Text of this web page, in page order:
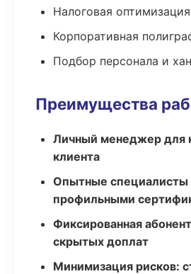
Налоговая
Корпоративная
Подбор персонала и
Преимущества
Личный менеджер для
клиента
Опытные специалисты
профильными
Фиксированная
скрытых доплат
Минимизация рисков: